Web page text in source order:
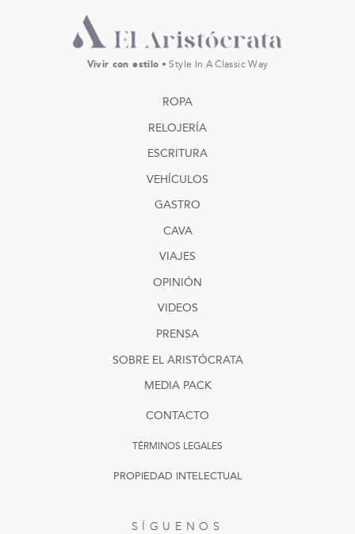
Vivir con estilo • Style In A Classic Way
ROPA
RELOJERÍA
ESCRITURA
VEHÍCULOS
GASTRO
CAVA
VIAJES
OPINIÓN
VIDEOS
PRENSA
SOBRE EL ARISTÓCRATA
MEDIA PACK
SÍGUENOS
PROPIEDAD INTELECTUAL
TÉRMINOS LEGALES
CONTACTO